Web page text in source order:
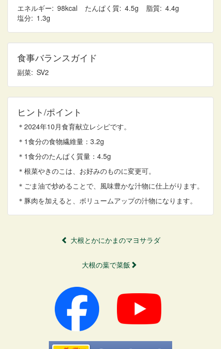
エネルギー 98 たんぱく質 4.5 脂質 4.4
塩分 1.3
食事バランスガイド
副菜 2
ヒント/ポイント
＊2024年10月食育献立レシピです。
＊1食分の食物繊維量：3.2g
＊1食分のたんぱく質量：4.5g
＊根菜やきのこは、お好みのものに変更可。
＊ごま油で炒めることで、風味豊かな汁物に仕上がります。
＊豚肉を加えると、ボリュームアップの汁物になります。
大根とかにかまのマヨサラダ
大根の葉で菜飯